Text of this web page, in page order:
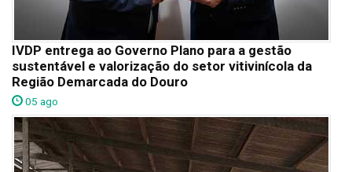
IVDP entrega ao Governo Plano para a gestão
sustentável e valorização do setor vitivinícola da
Região Demarcada do Douro
05 ago